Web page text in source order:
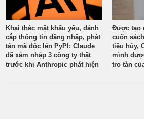
Khai thác mật khẩu yếu, đánh
cắp thông tin đăng nhập, phát
tán mã độc lên PyPI: Claude
đã xâm nhập 3 công ty thật
trước khi Anthropic phát hiện
Được tạo
cuốn
tiêu hủy,
mình
tro tàn